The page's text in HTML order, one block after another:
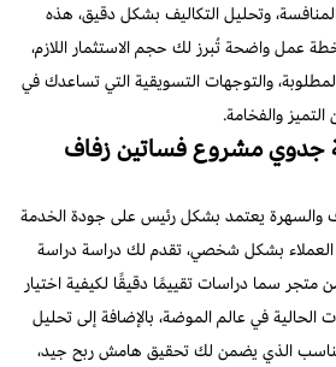
وتحليل التكاليف بشكل دقيق، هذه
عمل واضحة تُبرز لك حجم الاستثمار اللازم،
المطلوبة، والتوجهات التسويقية التي تساعدك في
والفخامة.
جدوي مشروع فساتين زفاف
والسهرة يعتمد بشكل رئيس على جودة الخدمة
العملاء بشكل شخصي، تقدم لك دراسة دراسة
سما دراسات تقييمًا دقيقًا لكيفية اختيار
الحالية في عالم الموضة، بالإضافة إلى تحليل
الذي يضمن لك تحقيق هامش ربح جيد،